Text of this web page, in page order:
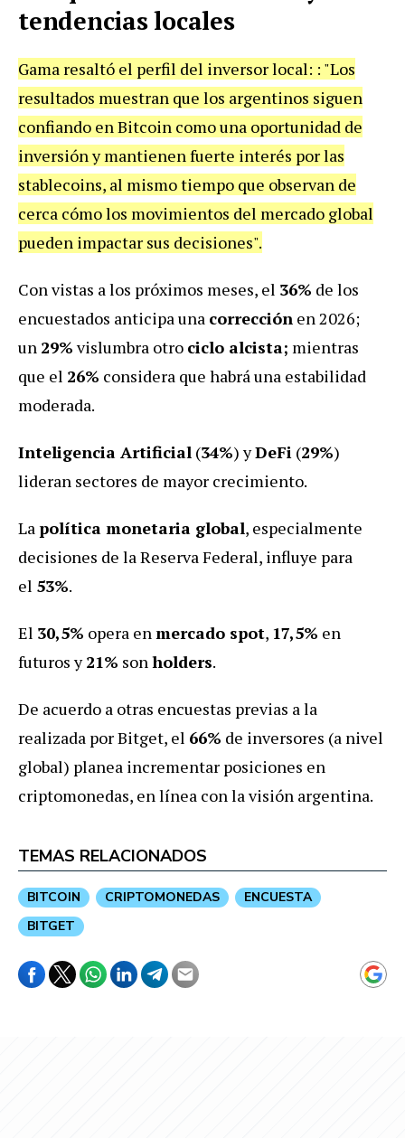
tendencias locales
Gama resaltó el perfil del inversor local: : "Los
resultados muestran que los argentinos siguen
confiando en Bitcoin como una oportunidad de
inversión y mantienen fuerte interés por las
stablecoins, al mismo tiempo que observan de
cerca cómo los movimientos del mercado global
pueden impactar sus decisiones".
Con vistas a los próximos meses, el 36% de los
encuestados anticipa una corrección en 2026;
un 29% vislumbra otro ciclo alcista; mientras
que el 26% considera que habrá una estabilidad
moderada.
Inteligencia Artificial (34%) yDeFi (29%)
lideran sectores de mayor crecimiento.
Lapolítica monetaria global, especialmente
decisiones de la Reserva Federal, influye para
el 53%.
El 30,5% opera enmercado spot, 17,5% en
futuros y 21% sonholders.
De acuerdo a otras encuestas previas a la
realizada por Bitget, el 66% de inversores (a nivel
global) planea incrementar posiciones en
criptomonedas, en línea con la visión argentina.
TEMAS RELACIONADOS
BITCOIN CRIPTOMONEDAS
ENCUESTA
BITGET